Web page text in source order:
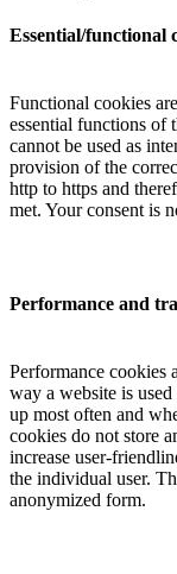
Essential/functional
Functional cookies
essential functions of
cannot be used as
provision of the
http to https and
met. Your consent is
Performance and
Performance cookies
way a website is
up most often and
cookies do not store
increase user-
the individual user.
anonymized form.